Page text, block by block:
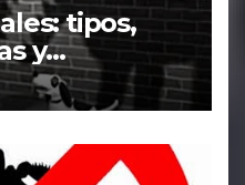
tipos,
y